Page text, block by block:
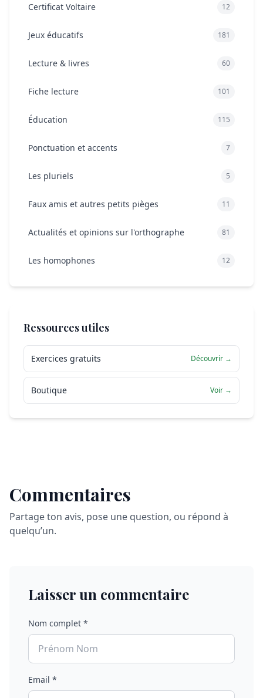
Certificat Voltaire 12
Jeux éducatifs 181
Lecture & livres 60
Fiche lecture 101
Éducation 115
Ponctuation et accents 7
Les pluriels 5
Faux amis et autres petits pièges 11
Actualités et opinions sur l'orthographe 81
Les homophones 12
Ressources utiles
Exercices gratuits Découvrir →
Boutique Voir →
Commentaires
Partage ton avis, pose une question, ou répond à
quelqu’un.
Laisser un commentaire
Nom complet *
Email *